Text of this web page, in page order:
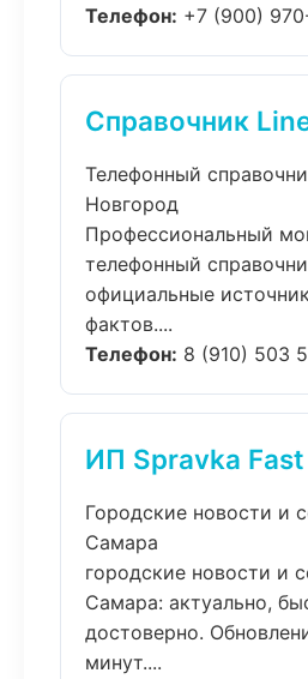
Телефон: +7 (900)
Справочник
Телефонный
Новгород
Профессиональный
телефонный
официальные
фактов....
Телефон: 8 (910) 503
ИП Spravka Fast
Городские новости и
Самара
городские новости и
Самара: актуально,
достоверно.
минут....